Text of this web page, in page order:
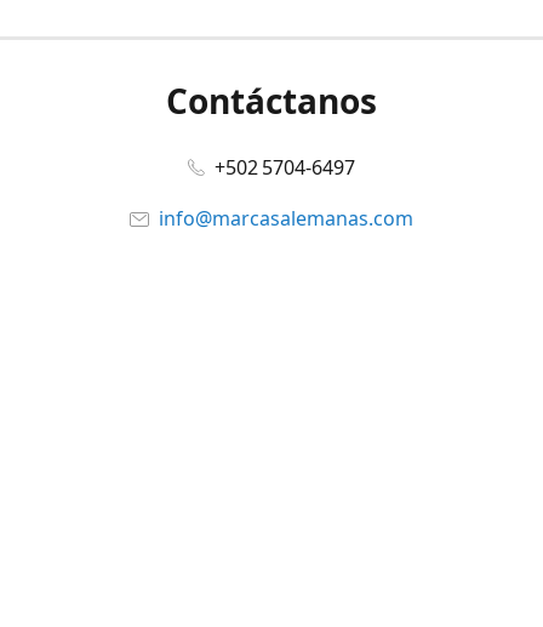
Contáctanos
+502 5704-6497
info@marcasalemanas.com